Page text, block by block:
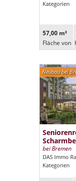
Kategorien
57,00 m²
Fläche von
Neubau bei
bei Bremen
DAS Immo
Kategorien